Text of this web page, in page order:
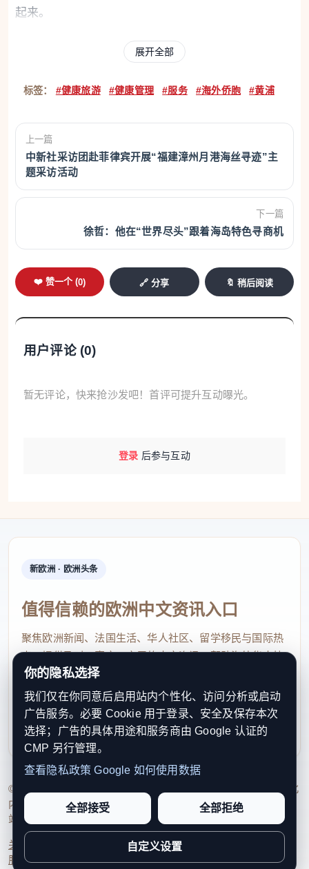
起来。
中国工程院院士、上海交通大学医学院附属瑞金
康管理、慢病防控、智慧医疗等方面的优势，为海外
活动现场。 范宇斌 摄
活动现场举办多项共建仪式。东方国际集团与瑞
金医院签署共建协议，双方将深度整合健康管理平台
与顶尖国际医疗资源，构建从预防、体检到提供解决
方案的全链条医疗保障，为侨胞提供同源同质的权威
服务；海外侨胞健康旅游服务项目实体运营公司——
上海新联康瑞健康管理有限公司(以下简称“新联康瑞”)
贴心回应需求，筑牢侨界健康纽带。新联康瑞与中国
方将共建海外侨胞健康服务商业支付体系。
目首期将落地加拿大。加拿大上海商会会长姚颖通过
可以带上家人深度游览上海，逛逛儿时的街道，尝一
国发展的脉搏。”
据悉，在多方协同下，新联康瑞已落地黄浦区，
康旅游服务”这一文商旅体展跨界融合新场景，将海外
“流量”转化为上海消费“留量”，促进国际健康消费与入
境旅游双向引流，有效带动在地消费。从健康服务拓
展至健康产业，构建“服务—产业—消费”完整链条，
实现以侨为桥、健康伴游、产业共兴。(完)
展开全部
标签： #健康旅游 #健康管理 #服务 #海外侨胞 #黄浦
上一篇
中新社采访团赴菲律宾开展“福建漳州月港海丝寻迹”主
题采访活动
下一篇
徐哲：他在“世界尽头”跟着海岛特色寻商机
❤️ 赞一个 (0) 🔗 分享 🔖 稍后阅读
用户评论 (0)
暂无评论，快来抢沙发吧！首评可提升互动曝光。
登录 后参与互动
新欧洲 · 欧洲头条
值得信赖的欧洲中文资讯入口
聚焦欧洲新闻、法国生活、华人社区、留学移民与国际热
点，提供及时、真实、实用的中文资讯，帮助海外华人快
速了解欧洲动态。
contact@xinouzhou.com
服务支持、版权与合作：工作日优先处理站务、投稿与权
利通知
© 2026 新欧洲·欧洲头条. All Rights Reserved. 本网站持续优化
内容透明度、联系方式与用户权利说明，以提升品牌信任感和
站点完整度。
关于我们 编辑规范日期归档隐私政策
服务条款联系我们
你的隐私选择
我们仅在你同意后启用站内个性化、访问分析或启动
广告服务。必要 Cookie 用于登录、安全及保存本次
选择；广告的具体用途和服务商由 Google 认证的
CMP 另行管理。
查看隐私政策 Google 如何使用数据
全部接受 全部拒绝
自定义设置